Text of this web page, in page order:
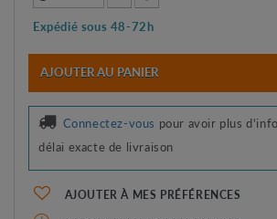
Expédié sous 48-72h
AJOUTER AU PANIER
Connectez-vous pour avoir plus
délai exacte de livraison
AJOUTER À MES PRÉFÉRENCES